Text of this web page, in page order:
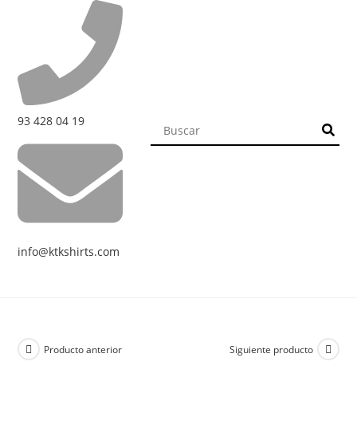
93 428 04 19
info@ktkshirts.com
Producto anterior Siguiente producto